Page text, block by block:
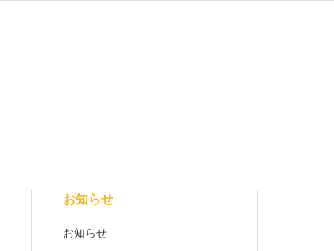
お知らせ
お知らせ